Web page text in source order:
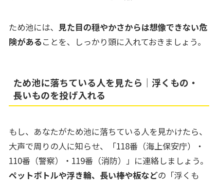
ため池には、 見た目の穏やかさからは想像できない危
険があることを、しっかり頭に入れておきましょう。
ため池に落ちている人を見たら｜浮くもの・
長いものを投げ入れる
もし、あなたがため池に落ちている人を見かけたら、
大声で周りの人に知らせ、「118番（海上保安庁）・
110番（警察）・119番（消防）」に連絡しましょう。
ペットボトルや浮き輪、長い棒や板などの「浮くも